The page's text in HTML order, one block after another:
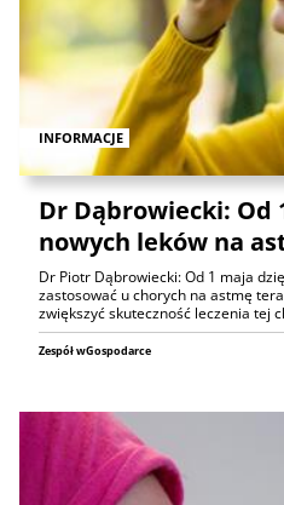
INFORMACJE
Dr Dąbrowiecki: Od
nowych leków na
Dr Piotr Dąbrowiecki: Od 1 maja
zastosować u chorych na astmę
zwiększyć skuteczność leczenia tej
Zespół wGospodarce